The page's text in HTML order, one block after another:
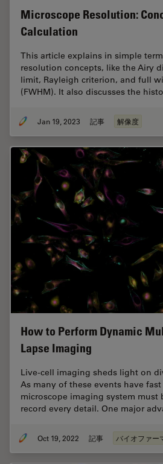
Microscope Resolution:
Calculation
This article explains in simple
resolution concepts, like the Airy
limit, Rayleigh criterion, and full
(FWHM). It also discusses the
Jan 19, 2023 記事 解像度
How to Perform Dynamic
Lapse Imaging
Live-cell imaging sheds light on
As many of these events have
microscope imaging system must
record every detail. One major
Oct 19, 2022 記事 バイオファー